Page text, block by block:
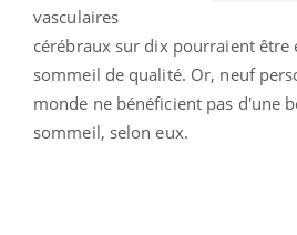
vasculaires
cérébraux sur dix pourraient être
sommeil de qualité. Or, neuf
monde ne bénéficient pas d'une
sommeil, selon eux.